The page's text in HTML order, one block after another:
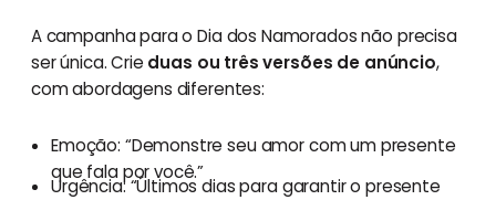
A campanha para o Dia dos Namorados não precisa
ser única. Crie duas ou três versões de anúncio,
com abordagens diferentes:
Emoção: “Demonstre seu amor com um presente
que fala por você.”
Urgência: “Últimos dias para garantir o presente